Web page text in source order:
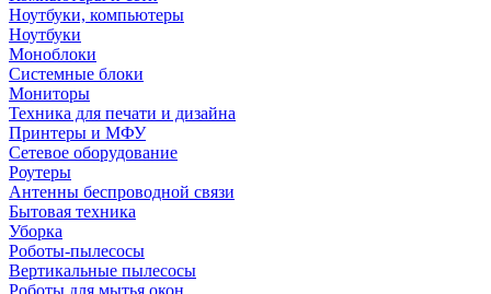
Ноутбуки, компьютеры
Ноутбуки
Моноблоки
Системные блоки
Мониторы
Техника для печати и дизайна
Принтеры и МФУ
Сетевое оборудование
Роутеры
Антенны беспроводной связи
Бытовая техника
Уборка
Роботы-пылесосы
Вертикальные пылесосы
Роботы для мытья окон